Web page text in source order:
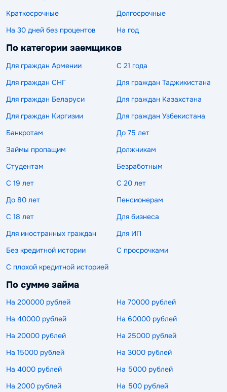
Краткосрочные
Долгосрочные
На 30 дней без процентов
На год
По категории заемщиков
Для граждан Армении
С 21 года
Для граждан СНГ
Для граждан Таджикистана
Для граждан Беларуси
Для граждан Казахстана
Для граждан Киргизии
Для граждан Узбекистана
Банкротам
До 75 лет
Займы пропащим
Должникам
Студентам
Безработным
С 19 лет
С 20 лет
До 80 лет
Пенсионерам
С 18 лет
Для бизнеса
Для иностранных граждан
Для ИП
Без кредитной истории
С просрочками
С плохой кредитной историей
По сумме займа
На 200000 рублей
На 70000 рублей
На 40000 рублей
На 60000 рублей
На 20000 рублей
На 25000 рублей
На 15000 рублей
На 3000 рублей
На 4000 рублей
На 5000 рублей
На 2000 рублей
На 500 рублей